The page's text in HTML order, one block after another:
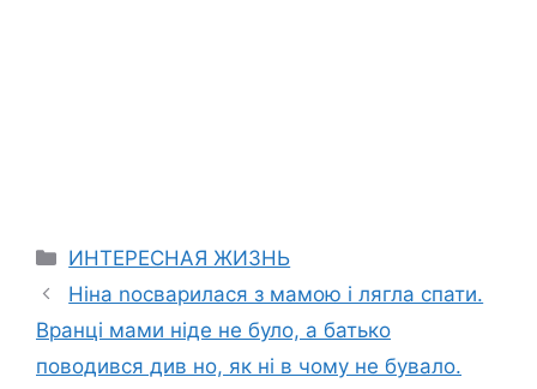
Categories
ИНТЕРЕСНАЯ ЖИЗНЬ
Ніна nосварилася з мамою і лягла спати.
Вранці мами ніде не було, а батько
поводився див но, як ні в чому не бувало.